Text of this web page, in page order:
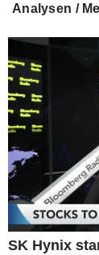
Analysen /
SK Hynix